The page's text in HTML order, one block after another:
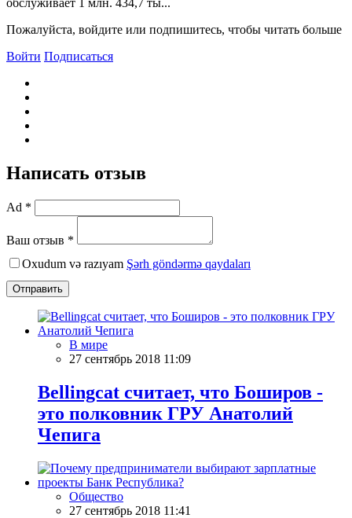
обслуживает 1 млн. 434,7 ты...
Пожалуйста, войдите или подпишитесь, чтобы читать больше
Войти Подписаться
Написать отзыв
Ad *
Ваш отзыв *
Oxudum və razıyam Şərh göndərmə qaydaları
Отправить
В мире
27 сентябрь 2018 11:09
Bellingcat считает, что Боширов -
это полковник ГРУ Анатолий
Чепига
Общество
27 сентябрь 2018 11:41